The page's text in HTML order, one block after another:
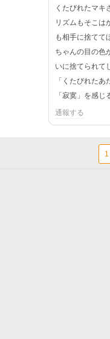
くたびれたマキ
リズムもそこは
も相手に捨てて
ちゃんの目の色
いに捨てられて
「くたびれた
「寂寞」を感じ
通報する
1